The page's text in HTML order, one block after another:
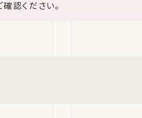
認ください。